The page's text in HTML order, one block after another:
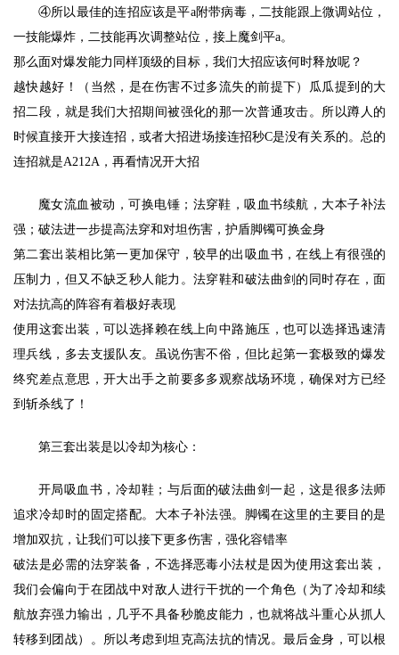
④所以最佳的连招应该是平a附带病毒，二技能跟上微调站位，
一技能爆炸，二技能再次调整站位，接上魔剑平a。
那么面对爆发能力同样顶级的目标，我们大招应该何时释放呢？
越快越好！（当然，是在伤害不过多流失的前提下）瓜瓜提到的大
招二段，就是我们大招期间被强化的那一次普通攻击。所以蹲人的
时候直接开大接连招，或者大招进场接连招秒C是没有关系的。总的
连招就是A212A，再看情况开大招
魔女流血被动，可换电锤；法穿鞋，吸血书续航，大本子补法
强；破法进一步提高法穿和对坦伤害，护盾脚镯可换金身
第二套出装相比第一更加保守，较早的出吸血书，在线上有很强的
压制力，但又不缺乏秒人能力。法穿鞋和破法曲剑的同时存在，面
对法抗高的阵容有着极好表现
使用这套出装，可以选择赖在线上向中路施压，也可以选择迅速清
理兵线，多去支援队友。虽说伤害不俗，但比起第一套极致的爆发
终究差点意思，开大出手之前要多多观察战场环境，确保对方已经
到斩杀线了！
第三套出装是以冷却为核心：
开局吸血书，冷却鞋；与后面的破法曲剑一起，这是很多法师
追求冷却时的固定搭配。大本子补法强。脚镯在这里的主要目的是
增加双抗，让我们可以接下更多伤害，强化容错率
破法是必需的法穿装备，不选择恶毒小法杖是因为使用这套出装，
我们会偏向于在团战中对敌人进行干扰的一个角色（为了冷却和续
航放弃强力输出，几乎不具备秒脆皮能力，也就将战斗重心从抓人
转移到团战）。所以考虑到坦克高法抗的情况。最后金身，可以根